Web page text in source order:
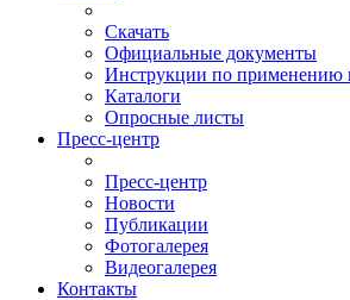
Скачать
Официальные документы
Инструкции по применению
Каталоги
Опросные листы
Пресс-центр
Пресс-центр
Новости
Публикации
Фотогалерея
Видеогалерея
Контакты